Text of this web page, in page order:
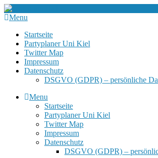
Menu
Startseite
Partyplaner Uni Kiel
Twitter Map
Impressum
Datenschutz
DSGVO (GDPR) – persönliche
Menu
Startseite
Partyplaner Uni Kiel
Twitter Map
Impressum
Datenschutz
DSGVO (GDPR) –